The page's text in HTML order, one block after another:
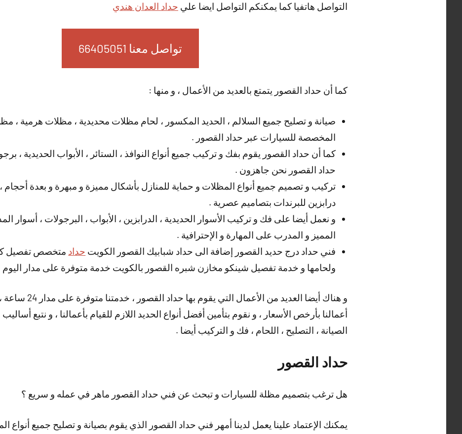
التواصل هاتفيا كما يمكنكم التواصل ايضا علي حداد العدان هندي
تواصل معنا 66405051
كما أن حداد القصور يتمتع بالعديد من الأعمال ، و منها :
صيانة و تصليح جميع السلالم ، الحديد المكسور ، لحام مظلات محديدية ، مظلات هرمية ،
المخصصة للسيارات عبر حداد القصور .
كما أن حداد القصور يقوم بفك و تركيب جميع أنواع النوافذ ، الستائر ، الأبواب الحديدية
حداد القصور نحن جاهزون .
تركيب و تصميم جميع أنواع المظلات و حماية للمنازل بأشكال مميزة و مبهرة و بعدة أحجام ،
درابزين للبرندات بتصاميم عصرية .
و نعمل أيضا على فك و تركيب الأسوار الحديدية ، الدرابزين ، الأبواب ، البرجولات ، أسوار
المميز و المدرب على المهارة و الإحترافية .
فني حداد درج حديد القصور إضافة الى حداد شبابيك القصور الكويت حداد متخصص تفصيل
ولحامها و خدمة تفصيل شينكو مخازن شبره القصور بالكويت خدمة متوفرة على مدار اليوم
و هناك أيضا العديد من
أعمالنا بأرخص الأسعار ، و نقوم بتأمين أفضل أنواع الحديد اللازم للقيام بأعمالنا ، و نتبع
الصيانة ، التصليح ، اللحام ، فك و التركيب أيضا .
حداد القصور
هل ترغب بتصميم مظلة للسيارات و تبحث عن فني حداد القصور ماهر في عمله و سريع ؟
يمكنك الإعتماد علينا يعمل لدينا أمهر فني حداد القصور الذي يقوم بصيانة و تصليح جميع أنواع